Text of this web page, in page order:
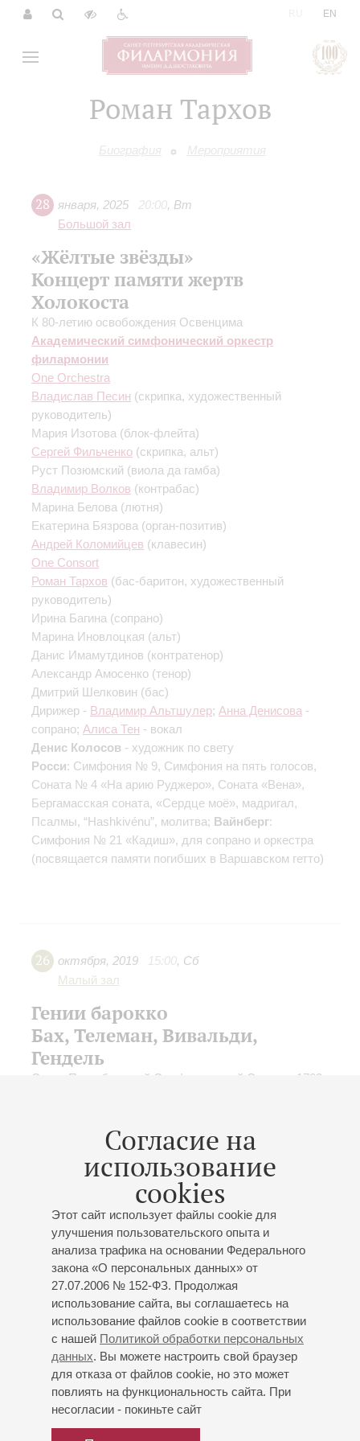
EN
Роман Тархов
Биография Мероприятия
Согласие на
использование
cookies
Этот сайт использует файлы cookie для
улучшения пользовательского опыта и
анализа трафика на основании Федерального
закона «О персональных данных» от
27.07.2006 № 152-ФЗ. Продолжая
использование сайта, вы соглашаетесь на
использование файлов cookie в соответствии
с нашей Политикой обработки персональных
данных. Вы можете настроить свой браузер
для отказа от файлов cookie, но это может
повлиять на функциональность сайта. При
несогласии - покиньте сайт
28 января, 2025 20:00, Вт
Большой зал
«Жёлтые звёзды»
Концерт памяти жертв
Холокоста
К 80-летию освобождения Освенцима
Академический симфонический оркестр
филармонии
One Orchestra
Владислав Песин (скрипка, художественный
руководитель)
Мария Изотова (блок-флейта)
Сергей Фильченко (скрипка, альт)
Руст Позюмский (виола да гамба)
Владимир Волков (контрабас)
Марина Белова (лютня)
Екатерина Бязрова (орган-позитив)
Андрей Коломийцев (клавесин)
One Consort
Роман Тархов (бас-баритон, художественный
руководитель)
Ирина Багина (сопрано)
Марина Иновлоцкая (альт)
Данис Имамутдинов (контратенор)
Александр Амосенко (тенор)
Дмитрий Шелковин (бас)
Дирижер - Владимир Альтшулер; Анна Денисова -
сопрано; Алиса Тен - вокал
Денис Колосов - художник по свету
Росси: Симфония № 9, Симфония на пять голосов,
Соната № 4 «На арию Руджеро», Соната «Вена»,
Бергамасская соната, «Сердце моё», мадригал,
Псалмы, “Hashkivénu”, молитва; Вайнберг:
Симфония № 21 «Кадиш», для сопрано и оркестра
(посвящается памяти погибших в Варшавском гетто)
26 октября, 2019 15:00, Сб
Малый зал
Гении барокко
Бах, Телеман, Вивальди,
Гендель
Санкт-Петербургский Симфонический Оркестр 1703
(руководитель и дирижер)
Анна Кочетова
- сопрано;Ксения Бакшеева
Дарья Бегунович - меццо-сопрано;
Алексей Никифоровский- тенор; Роман Тархов
- валторна; Анастасия Канеева
Елена Серова
- клавесин; Дирижер -
Егор Лосев
Георгий Фёдоров - ведущий
Гендель: Псалом «Dixit Dominus» соль минор для
солистов, хора и оркестра; И.С.Бах : Мотет «Не
отпущу Тебя, пока не благословишь меня» ("Ich lasse
dich nicht, du segnest mich denn"), Мотет «Пойте
Господу песнь новую» ("Singet dem Herrn ein neues
Lied");Вивальди: Концерт для флейты-пикколо с
оркестром до мажор;Телеман: Концерт для
валторны с оркестром ре мажор